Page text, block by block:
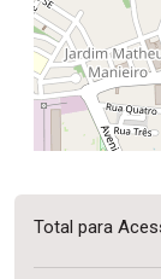
Total para